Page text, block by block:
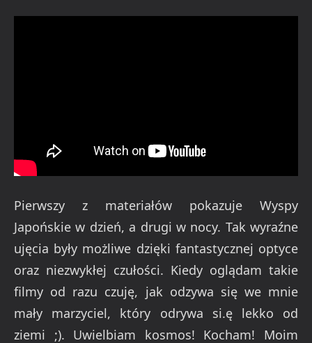
Pierwszy z materiałów pokazuje Wyspy
Japońskie w dzień, a drugi w nocy. Tak wyraźne
ujęcia były możliwe dzięki fantastycznej optyce
oraz niezwykłej czułości. Kiedy oglądam takie
filmy od razu czuję, jak odzywa się we mnie
mały marzyciel, który odrywa si.ę lekko od
ziemi ;). Uwielbiam kosmos! Kocham! Moim